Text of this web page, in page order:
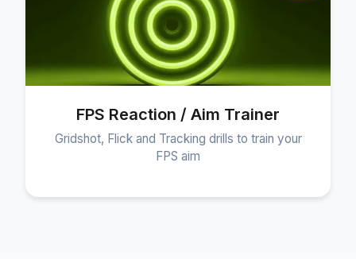
FPS Reaction / Aim Trainer
Gridshot, Flick and Tracking drills to train your
FPS aim